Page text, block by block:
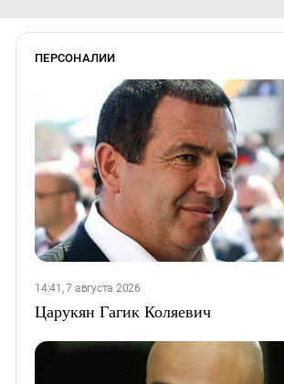
ПЕРСОНАЛИИ
14:41, 7 августа 2026
Царукян Гагик Коляевич